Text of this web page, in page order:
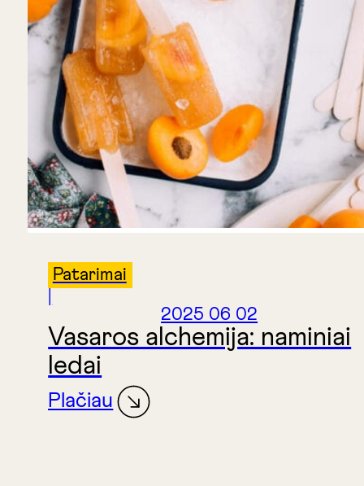
Patarimai
2025 06 02
Vasaros alchemija: naminiai
ledai
Plačiau